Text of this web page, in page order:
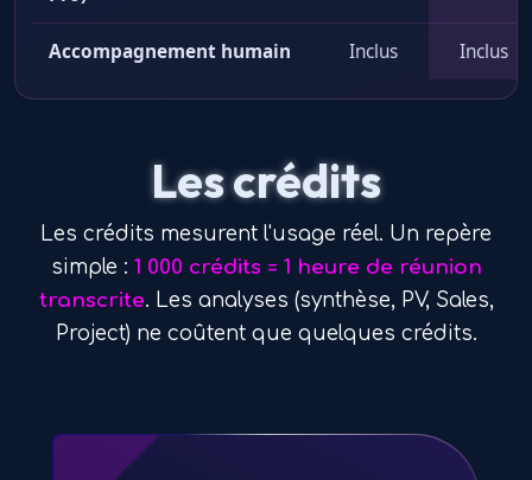
Accompagnement humain Inclus Inclus
Les crédits
Les crédits mesurent l'usage réel. Un repère
simple : 1 000 crédits = 1 heure de réunion
transcrite. Les analyses (synthèse, PV, Sales,
Project) ne coûtent que quelques crédits.